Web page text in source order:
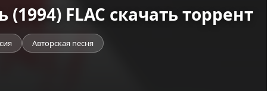
FLAC скачать торрент
Авторская песня